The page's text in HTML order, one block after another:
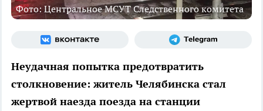
Фото: Центральное МСУТ Следственного комитета
Неудачная попытка предотвратить
столкновение: житель Челябинска стал
жертвой наезда поезда на станции